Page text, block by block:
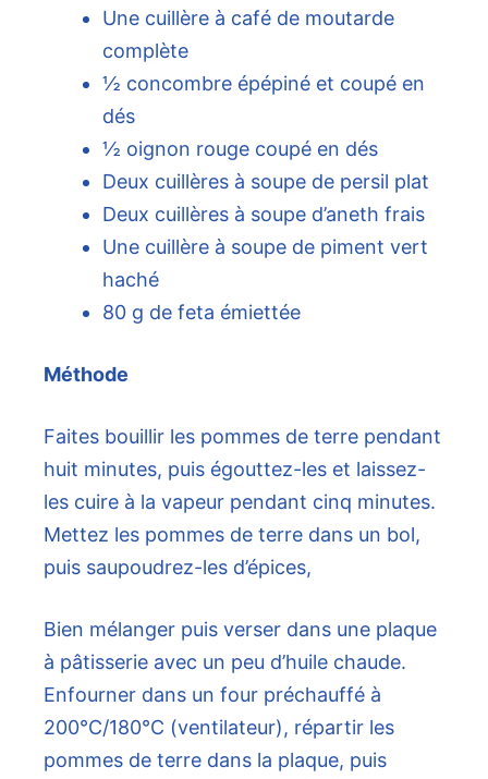
Une cuillère à café de moutarde
complète
½ concombre épépiné et coupé en
dés
½ oignon rouge coupé en dés
Deux cuillères à soupe de persil plat
Deux cuillères à soupe d’aneth frais
Une cuillère à soupe de piment vert
haché
80 g de feta émiettée
Méthode
Faites bouillir les pommes de terre pendant
huit minutes, puis égouttez-les et laissez-
les cuire à la vapeur pendant cinq minutes.
Mettez les pommes de terre dans un bol,
puis saupoudrez-les d’épices,
Bien mélanger puis verser dans une plaque
à pâtisserie avec un peu d’huile chaude.
Enfourner dans un four préchauffé à
200℃/180℃ (ventilateur), répartir les
pommes de terre dans la plaque, puis